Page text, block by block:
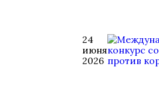
24
июня
2026